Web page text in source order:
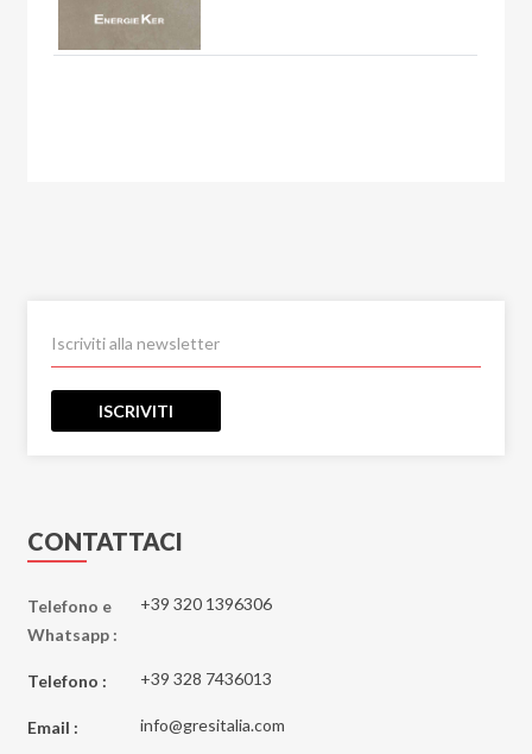
ISCRIVITI
CONTATTACI
Telefono e
Whatsapp :
+39 320 1396306
Telefono : +39 328 7436013
Email : info@gresitalia.com